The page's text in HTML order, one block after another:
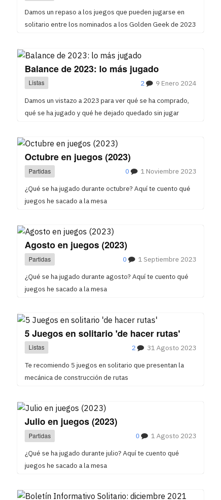
Damos un repaso a los juegos que pueden jugarse en
solitario entre los nominados a los Golden Geek de 2023
Balance de 2023: lo más jugado
Listas 9 Enero 2024
2
Damos un vistazo a 2023 para ver qué se ha comprado,
qué se ha jugado y qué he dejado quedado sin jugar
Octubre en juegos (2023)
Partidas 1 Noviembre 2023
0
¿Qué se ha jugado durante octubre? Aquí te cuento qué
juegos he sacado a la mesa
Agosto en juegos (2023)
Partidas 1 Septiembre 2023
0
¿Qué se ha jugado durante agosto? Aquí te cuento qué
juegos he sacado a la mesa
5 Juegos en solitario 'de hacer rutas'
Listas 31 Agosto 2023
2
Te recomiendo 5 juegos en solitario que presentan la
mecánica de construcción de rutas
Julio en juegos (2023)
Partidas 1 Agosto 2023
0
¿Qué se ha jugado durante julio? Aquí te cuento qué
juegos he sacado a la mesa